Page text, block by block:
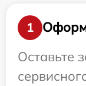
1
Оставьте